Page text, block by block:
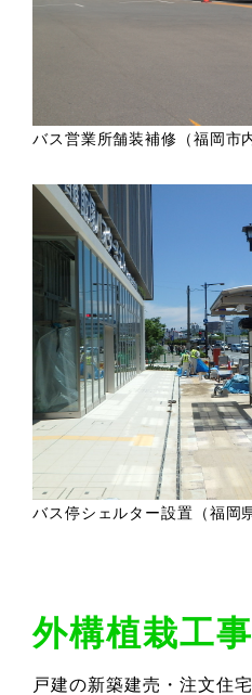
バス営業所舗装補修（福岡市
バス停シェルター設置（福岡
外構植栽工事
戸建の新築建売・注文住